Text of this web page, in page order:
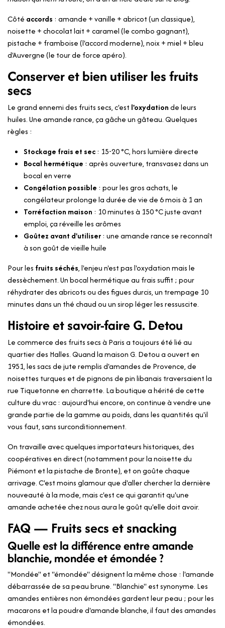
Côté accords : amande + vanille + abricot (un classique),
noisette + chocolat lait + caramel (le combo gagnant),
pistache + framboise (l'accord moderne), noix + miel + bleu
d'Auvergne (le tour de force apéro).
Conserver et bien utiliser les fruits
secs
Le grand ennemi des fruits secs, c'est l'oxydationde leurs
huiles. Une amande rance, ça gâche un gâteau. Quelques
règles :
Stockage frais et sec : 15-20 °C, hors lumière directe
Bocal hermétique : après ouverture, transvasez dans un
bocal en verre
Congélation possible : pour les gros achats, le
congélateur prolonge la durée de vie de 6 mois à 1 an
Torréfaction maison : 10 minutes à 150 °C juste avant
emploi, ça réveille les arômes
Goûtez avant d'utiliser : une amande rance se reconnaît
à son goût de vieille huile
Pour les fruits séchés, l'enjeu n'est pas l'oxydation mais le
dessèchement. Un bocal hermétique au frais suffit ; pour
réhydrater des abricots ou des figues durcis, un trempage 10
minutes dans un thé chaud ou un sirop léger les ressuscite.
Histoire et savoir-faire G. Detou
Le commerce des fruits secs à Paris a toujours été lié au
quartier des Halles. Quand la maison G. Detou a ouvert en
1951, les sacs de jute remplis d'amandes de Provence, de
noisettes turques et de pignons de pin libanais traversaient la
rue Tiquetonne en charrette. La boutique a hérité de cette
culture du vrac : aujourd'hui encore, on continue à vendre une
grande partie de la gamme au poids, dans les quantités qu'il
vous faut, sans surconditionnement.
On travaille avec quelques importateurs historiques, des
coopératives en direct (notamment pour la noisette du
Piémont et la pistache de Bronte), et on goûte chaque
arrivage. C'est moins glamour que d'aller chercher la dernière
nouveauté à la mode, mais c'est ce qui garantit qu'une
amande achetée chez nous aura le goût qu'elle doit avoir.
FAQ — Fruits secs et snacking
Quelle est la différence entre amande
blanchie, mondée et émondée ?
"Mondée" et "émondée" désignent la même chose : l'amande
débarrassée de sa peau brune. "Blanchie" est synonyme. Les
amandes entières non émondées gardent leur peau ; pour les
macarons et la poudre d'amande blanche, il faut des amandes
émondées.